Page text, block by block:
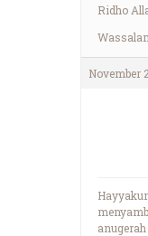
Ridho
November
anugerah